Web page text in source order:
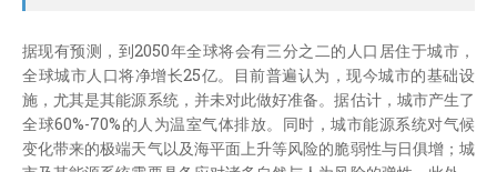
据现有预测，到2050年全球将会有三分之二的人口居住于城市，
全球城市人口将净增长25亿。目前普遍认为，现今城市的基础设
施，尤其是其能源系统，并未对此做好准备。据估计，城市产生了
全球60%-70%的人为温室气体排放。同时，城市能源系统对气候
变化带来的极端天气以及海平面上升等风险的脆弱性与日俱增；城